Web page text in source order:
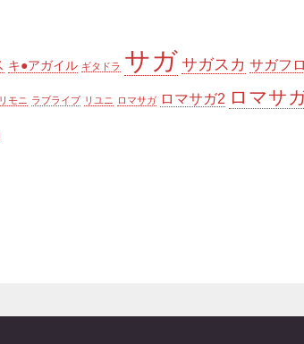
キ●アガイル ギタドラ サガ サガスカ サガフ
モニ ラブライブ リユニ ロマサガ ロマサガ2 ロマサ